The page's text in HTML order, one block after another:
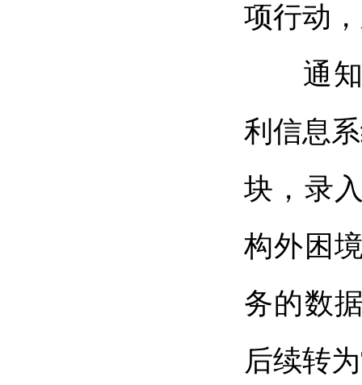
项行动
通知
利信息
块，录
构外困
务的数
后续转